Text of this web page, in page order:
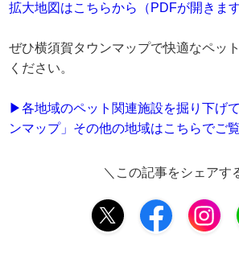
拡大地図はこちらから（PDFが開きます
ぜひ横須賀タウンマップで快適なペッ
ください。
▶︎各地域のペット関連施設を掘り下げ
ンマップ」その他の地域はこちらでご
＼この記事をシェアす